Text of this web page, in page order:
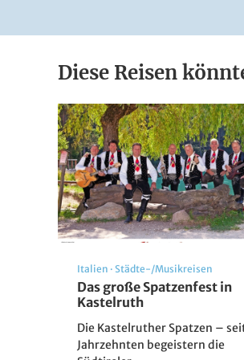
Diese Reisen
Italien · Städte-/Musikreisen
Das große Spatzenfest in
Kastelruth
Die Kastelruther Spatzen –
Jahrzehnten begeistern die